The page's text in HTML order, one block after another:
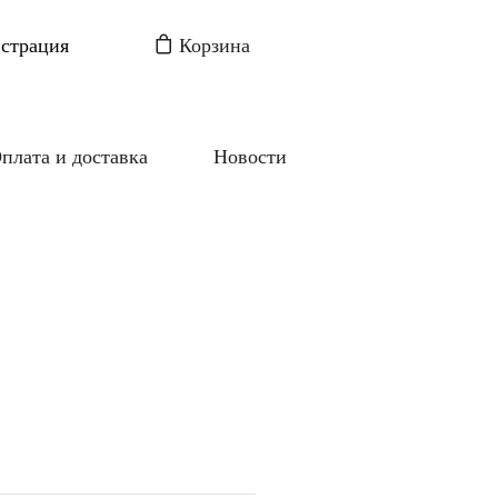
Корзина
и доставка Новости